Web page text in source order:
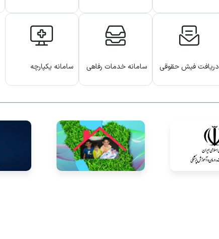
دریافت فیش حقوقی
سامانه خدمات رفاهی
سامانه یکپارچه
دیتاس